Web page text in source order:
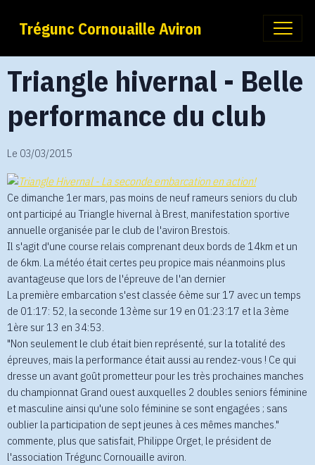
Trégunc Cornouaille Aviron
Triangle hivernal - Belle
performance du club
Le 03/03/2015
Ce dimanche 1er mars, pas moins de neuf rameurs seniors du club
ont participé au Triangle hivernal à Brest, manifestation sportive
annuelle organisée par le club de l'aviron Brestois.
Il s'agit d'une course relais comprenant deux bords de 14km et un
de 6km. La météo était certes peu propice mais néanmoins plus
avantageuse que lors de l'épreuve de l'an dernier
La première embarcation s'est classée 6ème sur 17 avec un temps
de 01:17: 52, la seconde 13ème sur 19 en 01:23:17 et la 3ème
1ère sur 13 en 34:53.
"Non seulement le club était bien représenté, sur la totalité des
épreuves, mais la performance était aussi au rendez-vous ! Ce qui
dresse un avant goût prometteur pour les très prochaines manches
du championnat Grand ouest auxquelles 2 doubles seniors féminine
et masculine ainsi qu'une solo féminine se sont engagées ; sans
oublier la participation de sept jeunes à ces mêmes manches."
commente, plus que satisfait, Philippe Orget, le président de
l'association Trégunc Cornouaille aviron.